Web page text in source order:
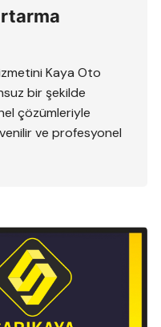
Kaya Oto
bir şekilde
çözümleriyle
ve profesyonel